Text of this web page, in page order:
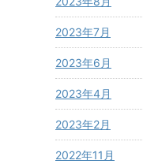
2023年7月
2023年6月
2023年4月
2023年2月
2022年11月